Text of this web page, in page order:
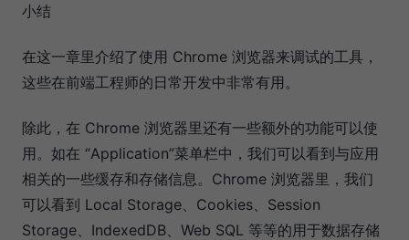
小结
在这一章里介绍了使用 Chrome 浏览器来调试的工具，
这些在前端工程师的日常开发中非常有用。
除此，在 Chrome 浏览器里还有一些额外的功能可以使
用。如在 “Application”菜单栏中，我们可以看到与应用
相关的一些缓存和存储信息。Chrome 浏览器里，我们
可以看到 Local Storage、Cookies、Session
Storage、IndexedDB、Web SQL 等等的用于数据存储